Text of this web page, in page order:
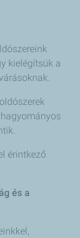
kielégítsük a
érintkező
és a